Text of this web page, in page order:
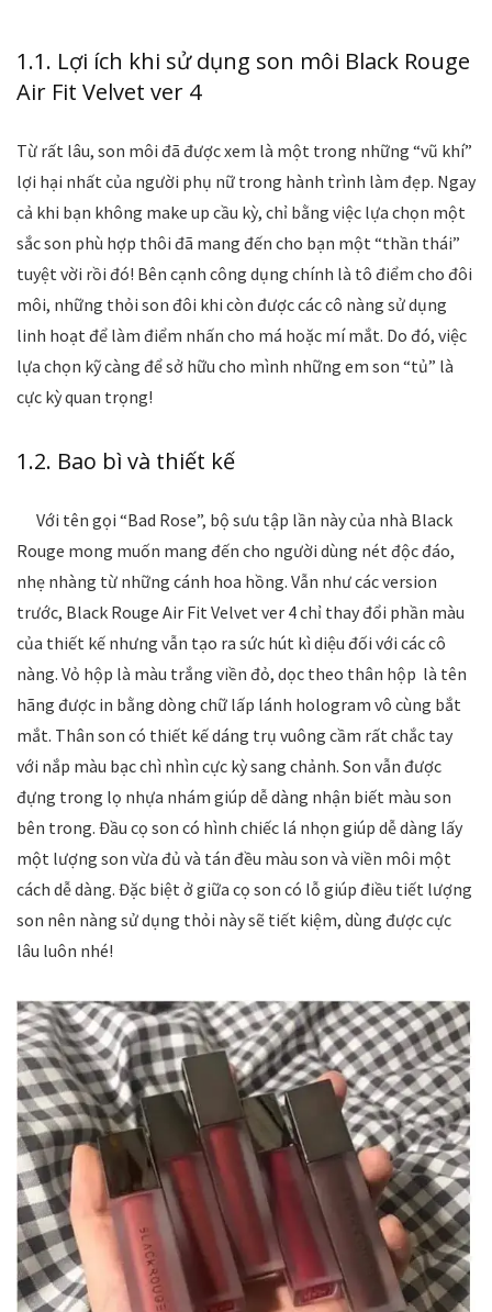
1.1. Lợi ích khi sử dụng son môi Black Rouge
Air Fit Velvet ver 4
Từ rất lâu, son môi đã được xem là một trong những “vũ khí”
lợi hại nhất của người phụ nữ trong hành trình làm đẹp. Ngay
cả khi bạn không make up cầu kỳ, chỉ bằng việc lựa chọn một
sắc son phù hợp thôi đã mang đến cho bạn một “thần thái”
tuyệt vời rồi đó! Bên cạnh công dụng chính là tô điểm cho đôi
môi, những thỏi son đôi khi còn được các cô nàng sử dụng
linh hoạt để làm điểm nhấn cho má hoặc mí mắt. Do đó, việc
lựa chọn kỹ càng để sở hữu cho mình những em son “tủ” là
cực kỳ quan trọng!
1.2. Bao bì và thiết kế
Với tên gọi “Bad Rose”, bộ sưu tập lần này của nhà Black
Rouge mong muốn mang đến cho người dùng nét độc đáo,
nhẹ nhàng từ những cánh hoa hồng. Vẫn như các version
trước, Black Rouge Air Fit Velvet ver 4 chỉ thay đổi phần màu
của thiết kế nhưng vẫn tạo ra sức hút kì diệu đối với các cô
nàng. Vỏ hộp là màu trắng viền đỏ, dọc theo thân hộp là tên
hãng được in bằng dòng chữ lấp lánh hologram vô cùng bắt
mắt. Thân son có thiết kế dáng trụ vuông cầm rất chắc tay
với nắp màu bạc chì nhìn cực kỳ sang chảnh. Son vẫn được
đựng trong lọ nhựa nhám giúp dễ dàng nhận biết màu son
bên trong. Đầu cọ son có hình chiếc lá nhọn giúp dễ dàng lấy
một lượng son vừa đủ và tán đều màu son và viền môi một
cách dễ dàng. Đặc biệt ở giữa cọ son có lỗ giúp điều tiết lượng
son nên nàng sử dụng thỏi này sẽ tiết kiệm, dùng được cực
lâu luôn nhé!